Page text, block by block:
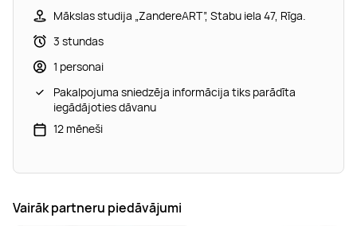
Mākslas studija „ZandereART”, Stabu iela 47, Rīga.
3 stundas
1 personai
Pakalpojuma sniedzēja informācija tiks parādīta
iegādājoties dāvanu
12 mēneši
Vairāk partneru piedāvājumi